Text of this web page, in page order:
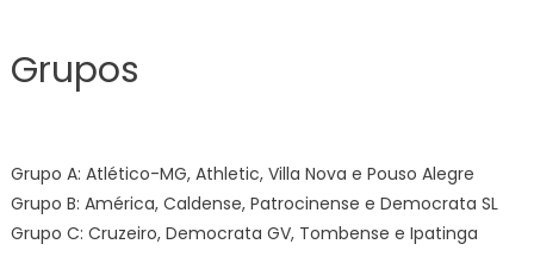
Grupos
Grupo A: Atlético-MG, Athletic, Villa Nova e Pouso Alegre
Grupo B: América, Caldense, Patrocinense e Democrata SL
Grupo C: Cruzeiro, Democrata GV, Tombense e Ipatinga